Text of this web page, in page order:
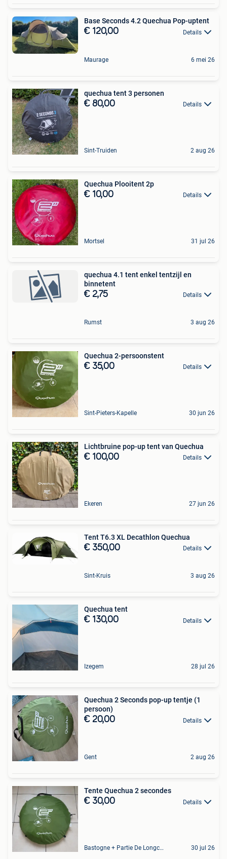
Base Seconds 4.2 Quechua Pop-uptent
€ 120,00 Details
Maurage 6 mei 26
quechua tent 3 personen
€ 80,00 Details
Sint-Truiden 2 aug 26
Quechua Plooitent 2p
€ 10,00 Details
Mortsel 31 jul 26
quechua 4.1 tent enkel tentzijl en
binnetent
€ 2,75 Details
Rumst 3 aug 26
Quechua 2-persoonstent
€ 35,00 Details
Sint-Pieters-Kapelle 30 jun 26
Lichtbruine pop-up tent van Quechua
€ 100,00 Details
Ekeren 27 jun 26
Tent T6.3 XL Decathlon Quechua
€ 350,00 Details
Sint-Kruis 3 aug 26
Quechua tent
€ 130,00 Details
Izegem 28 jul 26
Quechua 2 Seconds pop-up tentje (1
persoon)
€ 20,00 Details
Gent 2 aug 26
Tente Quechua 2 secondes
€ 30,00 Details
Bastogne + Partie De Longchamps Et Sibret 30 jul 26